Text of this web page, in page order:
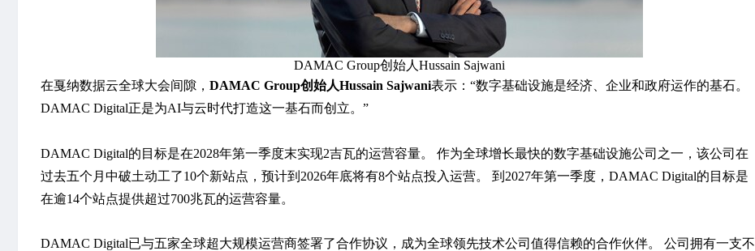
DAMAC Group创始人Hussain Sajwani
在戛纳数据云全球大会间隙， DAMAC Group创始人Hussain Sajwani表示：“数字基础设施是经济、企业和政府运作的基石。
DAMAC Digital正是为AI与云时代打造这一基石而创立。”
DAMAC Digital的目标是在2028年第一季度末实现2吉瓦的运营容量。 作为全球增长最快的数字基础设施公司之一，该公司在
过去五个月中破土动工了10个新站点，预计到2026年底将有8个站点投入运营。 到2027年第一季度，DAMAC Digital的目标是
在逾14个站点提供超过700兆瓦的运营容量。
DAMAC Digital已与五家全球超大规模运营商签署了合作协议，成为全球领先技术公司值得信赖的合作伙伴。 公司拥有一支不